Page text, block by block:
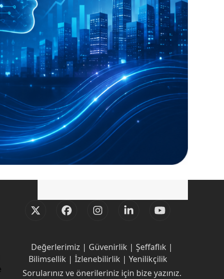
TwitterFacebookInstagramLinkedInYouTube
Değerlerimiz | Güvenirlik | Şeffaflık |
Bilimsellik | İzlenebilirlik | Yenilikçilik
Sorularınız ve önerileriniz için bize yazınız.